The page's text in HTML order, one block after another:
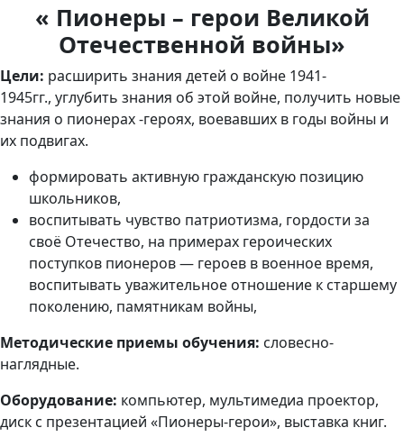
« Пионеры – герои Великой
Отечественной войны»
Цели: расширить знания детей о войне 1941-
1945гг., углубить знания об этой войне, получить новые
знания о пионерах -героях, воевавших в годы войны и
их подвигах.
формировать активную гражданскую позицию
школьников,
воспитывать чувство патриотизма, гордости за
своё Отечество, на примерах героических
поступков пионеров — героев в военное время,
воспитывать уважительное отношение к старшему
поколению, памятникам войны,
Методические приемы обучения: словесно-
наглядные.
Оборудование: компьютер, мультимедиа проектор,
диск с презентацией «Пионеры-герои», выставка книг.